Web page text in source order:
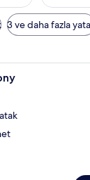
3 ve daha fazla
Kaliteli